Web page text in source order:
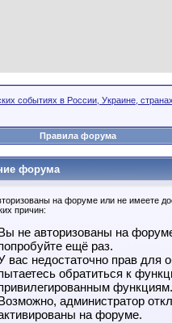
событиях в России, Украине,
Правила форума
форума
на форуме или не имеете
причин:
не авторизованы на
ещё раз.
вас недостаточно прав для
обратиться к
функциям.
администратор
на форуме.